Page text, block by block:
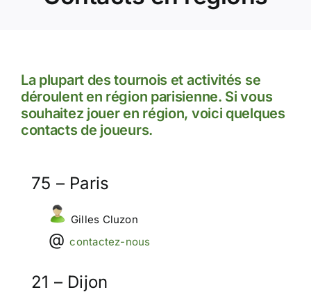
La plupart des tournois et activités se
déroulent en région parisienne. Si vous
souhaitez jouer en région, voici quelques
contacts de joueurs.
75 – Paris
Gilles Cluzon
contactez-nous
21 – Dijon